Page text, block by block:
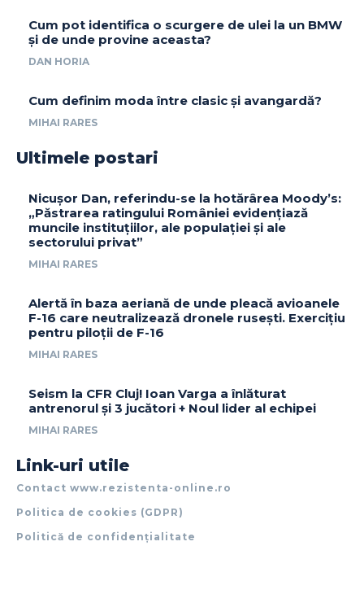
Cum pot identifica o scurgere de ulei la un BMW
și de unde provine aceasta?
DAN HORIA
Cum definim moda între clasic și avangardă?
MIHAI RARES
Ultimele postari
Nicușor Dan, referindu-se la hotărârea Moody’s:
„Păstrarea ratingului României evidențiază
muncile instituțiilor, ale populației și ale
sectorului privat”
MIHAI RARES
Alertă în baza aeriană de unde pleacă avioanele
F-16 care neutralizează dronele rusești. Exercițiu
pentru piloții de F-16
MIHAI RARES
Seism la CFR Cluj! Ioan Varga a înlăturat
antrenorul și 3 jucători + Noul lider al echipei
MIHAI RARES
Link-uri utile
Contact www.rezistenta-online.ro
Politica de cookies (GDPR)
Politică de confidențialitate